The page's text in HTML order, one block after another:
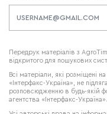
Передрук матеріалів з
відкритого для пошукових
Всі матеріали, які розміщені
«Інтерфакс-Україна», не
розповсюдженню в будь-якій
агентства «Інтерфакс-Україна».